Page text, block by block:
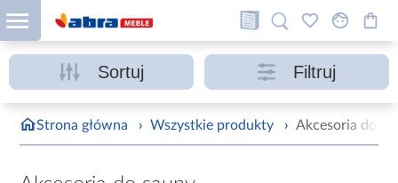
Sortuj Filtruj
Strona główna › Wszystkie produkty › Akcesoria do